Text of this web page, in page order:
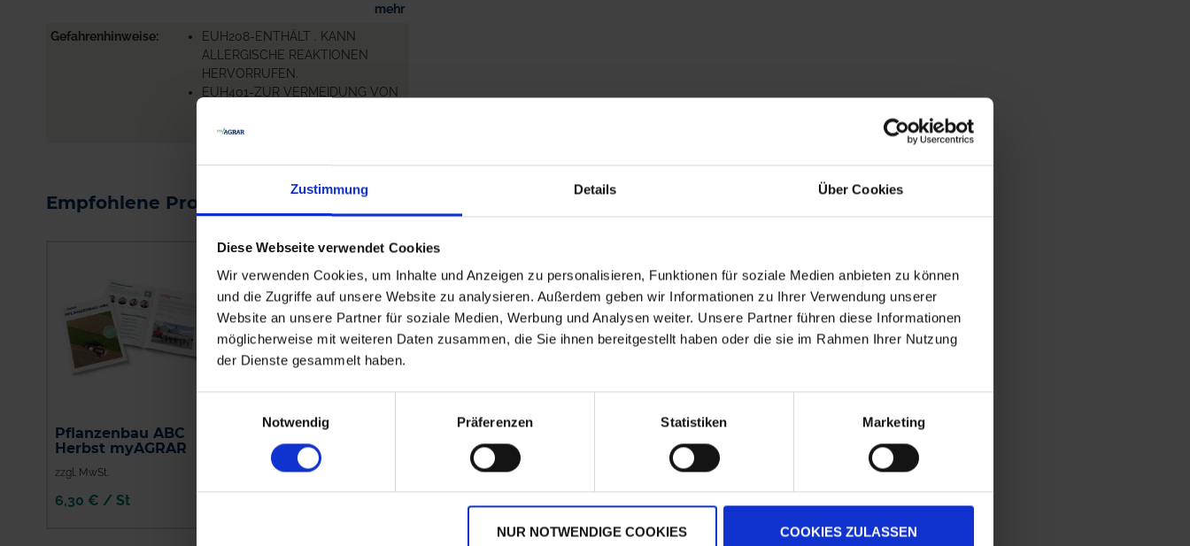
Zustimmung Details Über Cookies
Diese Webseite verwendet Cookies
Wir verwenden Cookies, um Inhalte und Anzeigen zu personalisieren, Funktionen für soziale Medien anbieten zu können
und die Zugriffe auf unsere Website zu analysieren. Außerdem geben wir Informationen zu Ihrer Verwendung unserer
Website an unsere Partner für soziale Medien, Werbung und Analysen weiter. Unsere Partner führen diese Informationen
möglicherweise mit weiteren Daten zusammen, die Sie ihnen bereitgestellt haben oder die sie im Rahmen Ihrer Nutzung
der Dienste gesammelt haben.
Notwendig
Präferenzen Statistiken Marketing
NUR NOTWENDIGE COOKIES COOKIES ZULASSEN
mehr
Gefahrenhinweise
EUH208-ENTHÄLT . KANN
ALLERGISCHE REAKTIONEN
HERVORRUFEN.
EUH401-ZUR VERMEIDUNG VON
Empfohlene Produkte
Pflanzenbau ABC
Herbst myAGRAR
zzgl. MwSt.
6,30 € / St
Talisma EC
zzgl. MwSt.
Raptol HP
zzgl. MwSt.
Lentipur 700